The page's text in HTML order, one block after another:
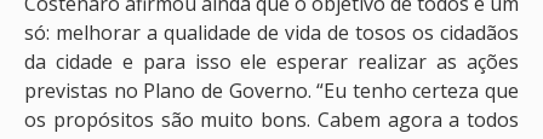
só: melhorar a qualidade de vida de tosos os cidadãos
da cidade e para isso ele esperar realizar as ações
previstas no Plano de Governo. “Eu tenho certeza que
os propósitos são muito bons. Cabem agora a todos